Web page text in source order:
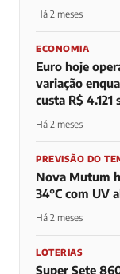
Há 2 meses
ECONOMIA
Euro hoje
variação
custa R$ 4.121
Há 2 meses
PREVISÃO DO
Nova Mutum
34°C com UV
Há 2 meses
LOTERIAS
Super Sete